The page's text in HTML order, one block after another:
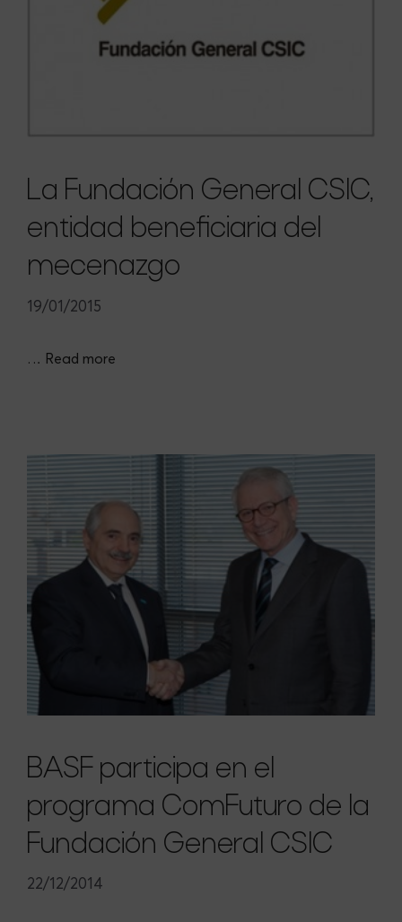
La Fundación General CSIC,
entidad beneficiaria del
mecenazgo
19/01/2015
… Read more
BASF participa en el
programa ComFuturo de la
Fundación General CSIC
22/12/2014